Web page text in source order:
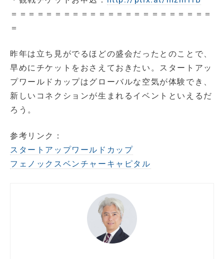
＝＝＝＝＝＝＝＝＝＝＝＝＝＝＝＝＝＝＝＝＝＝＝
＝
昨年は立ち見がでるほどの盛会だったとのことで、
早めにチケットをおさえておきたい。スタートアッ
プワールドカップはグローバルな空気が体験でき、
新しいコネクションが生まれるイベントといえるだ
ろう。
参考リンク：
スタートアップワールドカップ
フェノックスベンチャーキャピタル